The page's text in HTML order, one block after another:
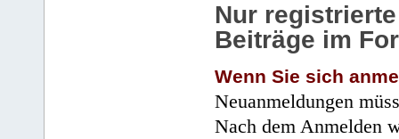
Nur
Beiträge im
Wenn Sie sich
Neuanmeldungen
Nach dem Anmelden